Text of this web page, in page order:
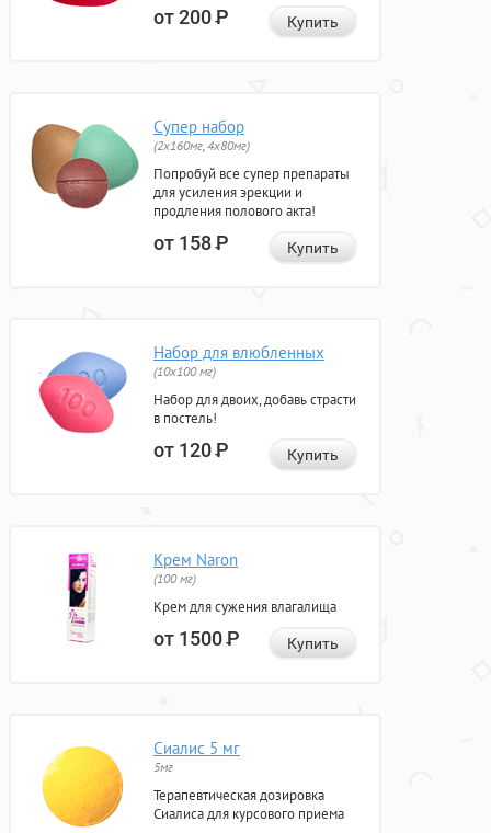
от 200Р Купить
Супер набор
(2х160мг, 4х80мг)
Попробуй все супер препараты
для усиления эрекции и
продления полового акта!
от 158Р Купить
Набор для влюбленных
(10х100 мг)
Набор для двоих, добавь страсти
в постель!
от 120Р Купить
Крем Naron
(100 мг)
Крем для сужения влагалища
от 1500Р Купить
Сиалис 5 мг
5мг
Терапевтическая дозировка
Сиалиса для курсового приема